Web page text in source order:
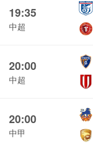
19:35
中超
20:00
中超
20:00
中甲